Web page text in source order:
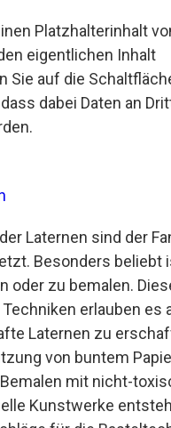
Platzhalterinhalt
eigentlichen Inhalt
Sie auf die
dabei Daten an
Laternen sind der
Besonders beliebt
oder zu bemalen.
erlauben es
Laternen zu
von buntem
mit nicht-
Kunstwerke